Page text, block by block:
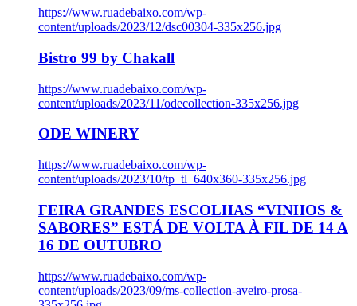
https://www.ruadebaixo.com/wp-
content/uploads/2023/12/dsc00304-335x256.jpg
Bistro 99 by Chakall
https://www.ruadebaixo.com/wp-
content/uploads/2023/11/odecollection-335x256.jpg
ODE WINERY
https://www.ruadebaixo.com/wp-
content/uploads/2023/10/tp_tl_640x360-335x256.jpg
FEIRA GRANDES ESCOLHAS “VINHOS &
SABORES” ESTÁ DE VOLTA À FIL DE 14 A
16 DE OUTUBRO
https://www.ruadebaixo.com/wp-
content/uploads/2023/09/ms-collection-aveiro-prosa-